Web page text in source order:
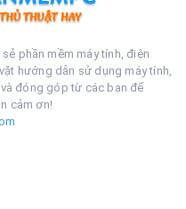
sẻ phần mềm máy tính, điện
hướng dẫn sử dụng máy tính,
đóng góp từ các bạn để
cảm ơn!